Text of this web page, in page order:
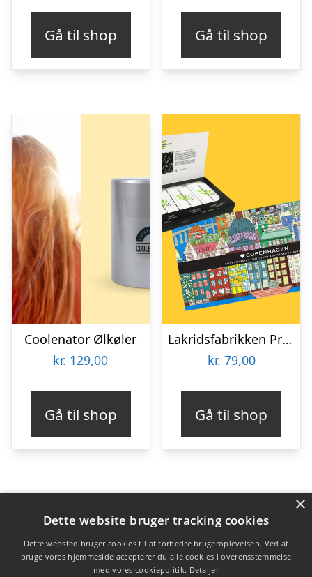
Gå til shop Gå til shop
Coolenator Ølkøler
kr. 129,00
Gå til shop
Lakridsfabrikken Premiumlakrids – Copenhagen
kr. 79,00
Gå til shop
Varekategorier
Produkter
×
Dette website bruger tracking cookies
Dette websted bruger cookies til at forbedre brugeroplevelsen. Ved at
bruge vores hjemmeside accepterer du alle cookies i overensstemmelse
med vores cookiepolitik. Detaljer